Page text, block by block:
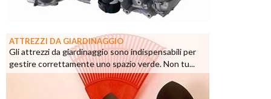
ATTREZZI DA GIARDINAGGIO
Gli attrezzi da giardinaggio sono indispensabili per
gestire correttamente uno spazio verde. Non tu...